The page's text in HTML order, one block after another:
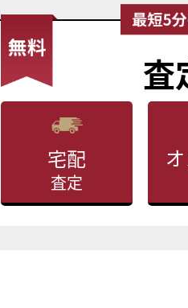
査
宅配
査定